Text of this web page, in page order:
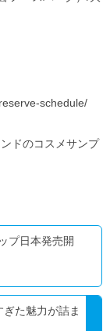
schedule/
ドのコスメサンプ
プ日本発売開
た魅力が詰ま